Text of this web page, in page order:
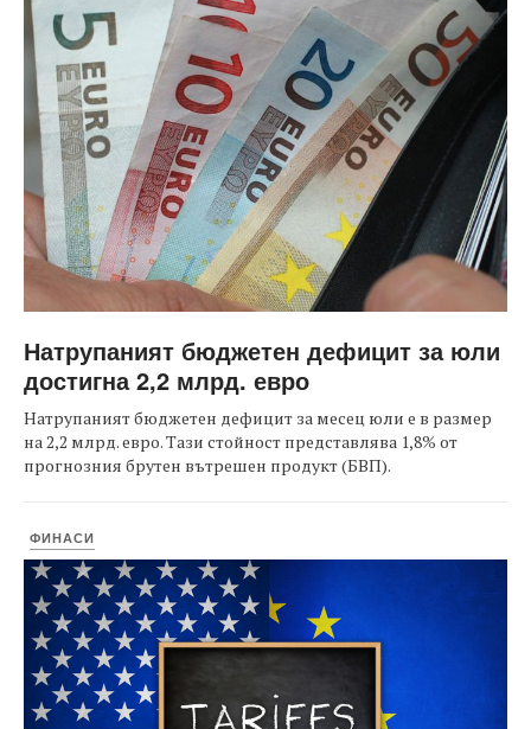
Натрупаният бюджетен дефицит за юли
достигна 2,2 млрд. евро
Натрупаният бюджетен дефицит за месец юли е в размер
на 2,2 млрд. евро. Тази стойност представлява 1,8% от
прогнозния брутен вътрешен продукт (БВП).
ФИНАСИ